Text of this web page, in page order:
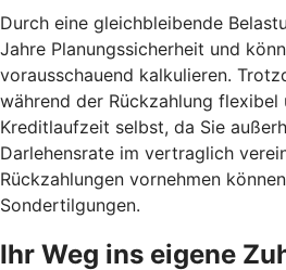
Durch eine gleichbleibende
Jahre Planungssicherheit und
vorausschauend kalkulieren.
während der Rückzahlung flexibel
Kreditlaufzeit selbst, da Sie
Darlehensrate im vertraglich
Rückzahlungen vornehmen
Sondertilgungen.
Ihr Weg ins eigene